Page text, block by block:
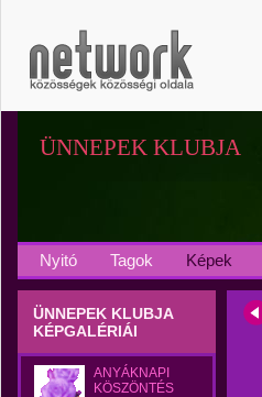
ÜNNEPEK KLUBJA
Nyitó Tagok Képek
ÜNNEPEK KLUBJA
KÉPGALÉRIÁI
ANYÁKNAPI
KÖSZÖNTÉS